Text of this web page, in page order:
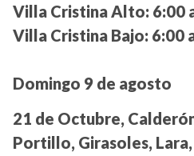
Villa Cristina Alto: 6:00
Villa Cristina Bajo: 6:00
Domingo 9 de agosto
21 de Octubre,
Portillo, Girasoles,